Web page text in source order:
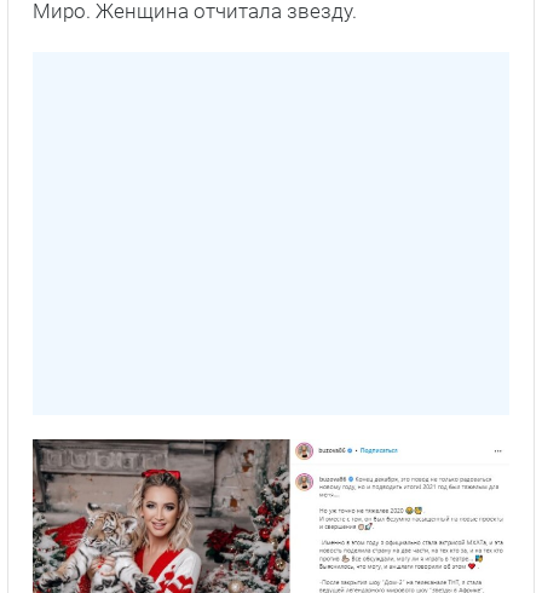
Миро. Женщина отчитала звезду.